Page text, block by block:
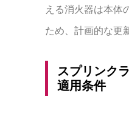
える消火器は本体
ため、計画的な更
スプリンク
適用条件